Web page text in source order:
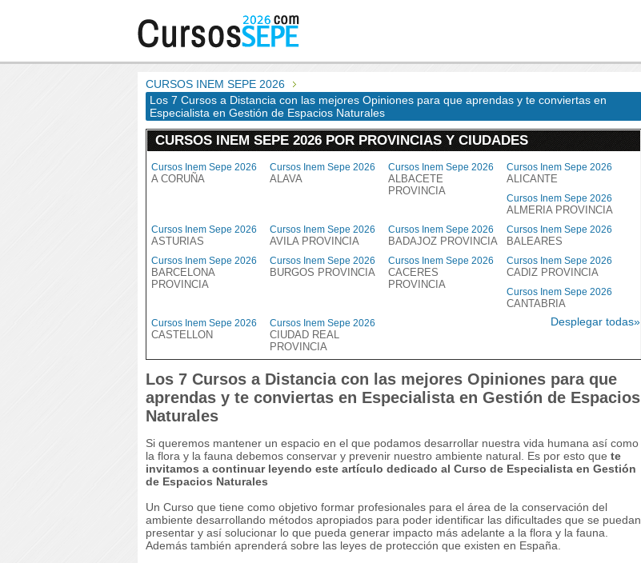
CURSOS INEM SEPE 2026
Los 7 Cursos a Distancia con las mejores Opiniones para que aprendas y te conviertas en
Especialista en Gestión de Espacios Naturales
CURSOS INEM SEPE 2026 POR PROVINCIAS Y CIUDADES
Cursos Inem Sepe 2026
A CORUÑA
Cursos Inem Sepe 2026
ALAVA
Cursos Inem Sepe 2026
ALBACETE
PROVINCIA
Cursos Inem Sepe 2026
ALICANTE
Cursos Inem Sepe 2026
ALMERIA PROVINCIA
Cursos Inem Sepe 2026
ASTURIAS
Cursos Inem Sepe 2026
AVILA PROVINCIA
Cursos Inem Sepe 2026
BADAJOZ PROVINCIA
Cursos Inem Sepe 2026
BALEARES
Cursos Inem Sepe 2026
BARCELONA
PROVINCIA
Cursos Inem Sepe 2026
BURGOS PROVINCIA
Cursos Inem Sepe 2026
CACERES
PROVINCIA
Cursos Inem Sepe 2026
CADIZ PROVINCIA
Cursos Inem Sepe 2026
CANTABRIA
Cursos Inem Sepe 2026
CASTELLON
Cursos Inem Sepe 2026
CIUDAD REAL
PROVINCIA
Desplegar todas»
Los 7 Cursos a Distancia con las mejores Opiniones para que
aprendas y te conviertas en Especialista en Gestión de Espacios
Naturales
Si queremos mantener un espacio en el que podamos desarrollar nuestra vida humana así como
la flora y la fauna debemos conservar y prevenir nuestro ambiente natural. Es por esto que te
invitamos a continuar leyendo este artículo dedicado al Curso de Especialista en Gestión
de Espacios Naturales
Un Curso que tiene como objetivo formar profesionales para el área de la conservación del
ambiente desarrollando métodos apropiados para poder identificar las dificultades que se puedan
presentar y así solucionar lo que pueda generar impacto más adelante a la flora y la fauna.
Además también aprenderá sobre las leyes de protección que existen en España.